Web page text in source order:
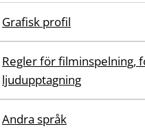
Grafisk profil
Regler för filminspelning,
ljudupptagning
Andra språk